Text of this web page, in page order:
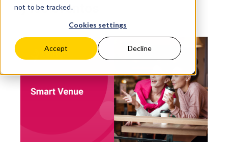
not to be tracked.
Cookies settings
Accept Decline
y los eventos